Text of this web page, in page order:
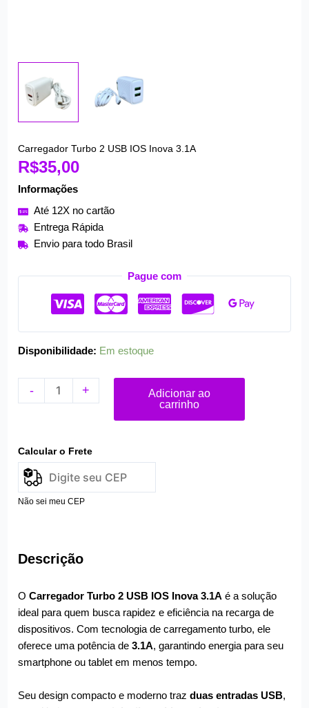
Carregador Turbo 2 USB IOS Inova 3.1A
R$35,00
Informações
Até 12X no cartão
Entrega Rápida
Envio para todo Brasil
Pague com
Disponibilidade: Em estoque
-
Carregador
Turbo
2
IOS
Inova
3.1A
+
Adicionar ao
carrinho
Calcular o Frete
Não sei meu CEP
Descrição
OCarregador Turbo 2 USB IOS Inova 3.1A é a solução
ideal para quem busca rapidez e eficiência na recarga de
dispositivos. Com tecnologia de carregamento turbo, ele
oferece uma potência de3.1A, garantindo energia para seu
smartphone ou tablet em menos tempo.
Seu design compacto e moderno trazduas entradas USB,